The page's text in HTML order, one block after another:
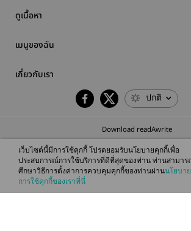
ดูเนื้อหา
เมนูของฉัน
เกี่ยวกับเรา
ปกติ
Download readAwrite
© 2026 readAwrite.com by MEB Corporation Public
This site is protected by reCAPTCHA and the Google
เว็บไซต์นี้มีการใช้คุกกี้ โปรดยอมรับนโยบายคุกกี้เพื่อ
ประสบการณ์การใช้บริการที่ดีที่สุดของท่าน ท่านสามาร
ศึกษาวิธีการตั้งค่าการควบคุมคุกกี้ของท่านผ่านนโยบาย
การใช้คุกกี้ของเราที่นี่